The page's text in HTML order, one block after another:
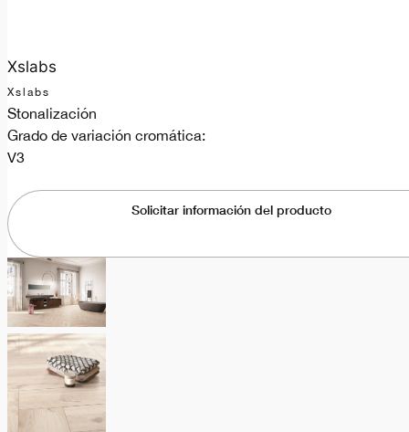
Xslabs
Xslabs
Stonalización
Grado de variación cromática:
V3
Solicitar información del producto